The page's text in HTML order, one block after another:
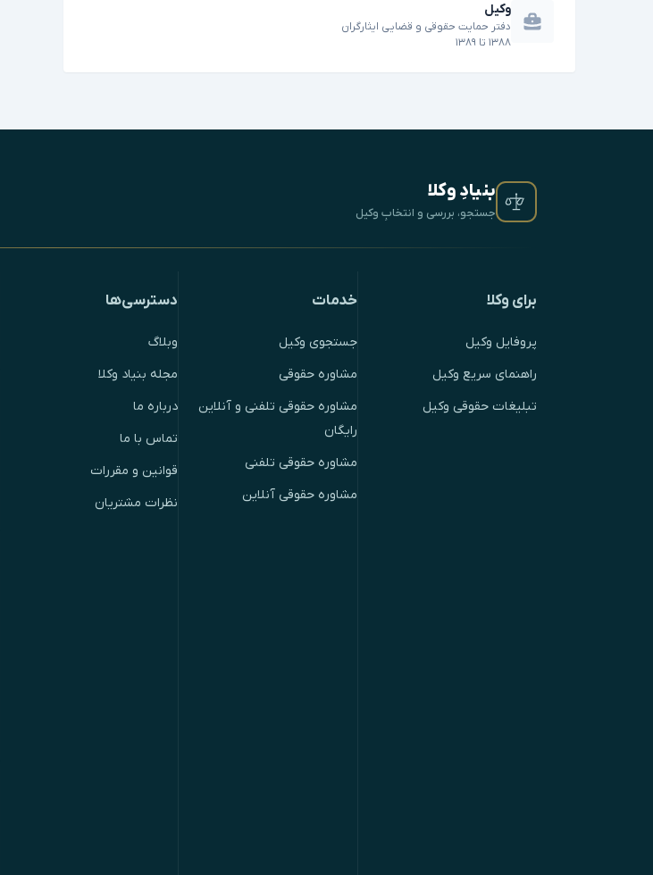
وکیل
دفتر حمایت حقوقی و قضایی ایثارگران
۱۳۸۸ تا ۱۳۸۹
بنیادِ وکلا
جستجو، بررسی و انتخابِ وکیل
برای وکلا
پروفایل وکیل
راهنمای سریع وکیل
تبلیغات حقوقی وکیل
خدمات
جستجوی وکیل
مشاوره حقوقی
مشاوره حقوقی تلفنی و آنلاین
رایگان
مشاوره حقوقی تلفنی
مشاوره حقوقی آنلاین
دسترسی‌ها
وبلاگ
مجله بنیاد وکلا
درباره ما
تماس با ما
قوانین و مقررات
نظرات مشتریان